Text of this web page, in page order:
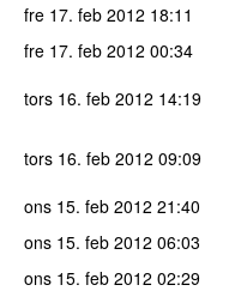
fre 17. feb 2012 18:11
fre 17. feb 2012 00:34
tors 16. feb 2012 14:19
tors 16. feb 2012 09:09
ons 15. feb 2012 21:40
ons 15. feb 2012 06:03
ons 15. feb 2012 02:29